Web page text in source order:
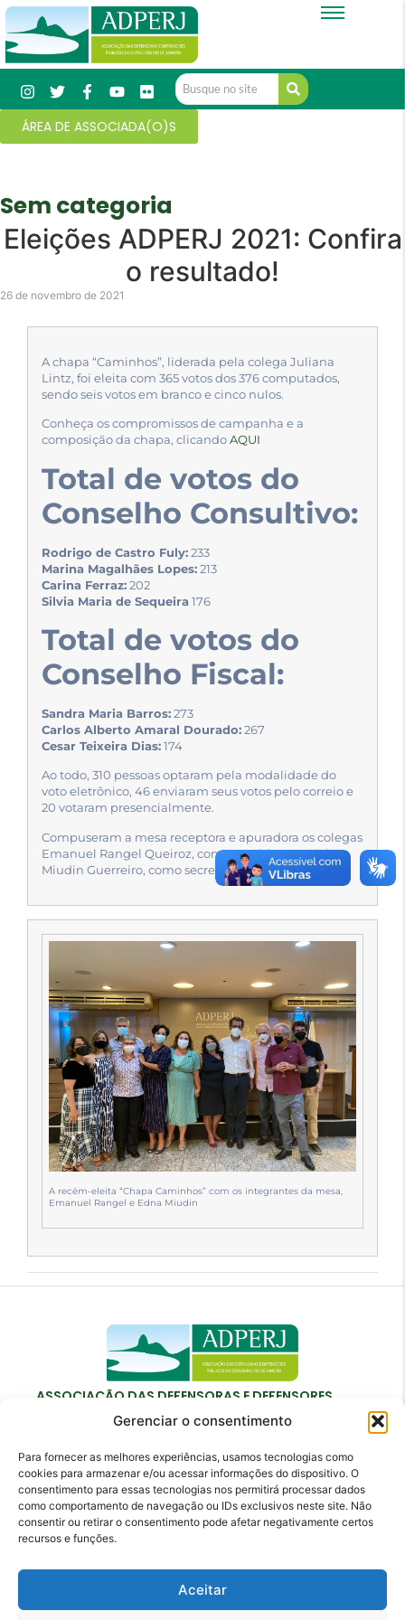
Gerenciar o consentimento
Para fornecer as melhores experiências, usamos tecnologias como
cookies para armazenar e/ou acessar informações do dispositivo. O
consentimento para essas tecnologias nos permitirá processar dados
como comportamento de navegação ou IDs exclusivos neste site. Não
consentir ou retirar o consentimento pode afetar negativamente certos
recursos e funções.
Aceitar
ÁREA DE ASSOCIADA(O)S
Sem categoria
Eleições ADPERJ 2021: Confira
o resultado!
26 de novembro de 2021
A chapa “Caminhos”, liderada pela colega Juliana
Lintz, foi eleita com 365 votos dos 376 computados,
sendo seis votos em branco e cinco nulos.
Conheça os compromissos de campanha e a
composição da chapa, clicando AQUI
Total de votos do
Conselho Consultivo:
Rodrigo de Castro Fuly: 233
Marina Magalhães Lopes: 213
Carina Ferraz: 202
Silvia Maria de Sequeira 176
Total de votos do
Conselho Fiscal:
Sandra Maria Barros: 273
Carlos Alberto Amaral Dourado: 267
Cesar Teixeira Dias: 174
Ao todo, 310 pessoas optaram pela modalidade do
voto eletrônico, 46 enviaram seus votos pelo correio e
20 votaram presencialmente.
Compuseram a mesa receptora e apuradora os colegas
Emanuel Rangel Queiroz, como presidente, e Edna
Miudin Guerreiro, como secretária.
A recém-eleita “Chapa Caminhos” com os integrantes da mesa,
Emanuel Rangel e Edna Miudin
ASSOCIAÇÃO DAS DEFENSORAS E DEFENSORES
PÚBLICOS DO ESTADO DO RIO DE JANEIRO
Contato
adperj@adperj.com.br
(21) 2220-6022